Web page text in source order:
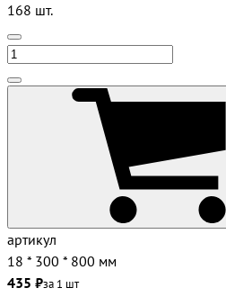
168 шт.
артикул
18 * 300 * 800 мм
435 ₽за 1 шт